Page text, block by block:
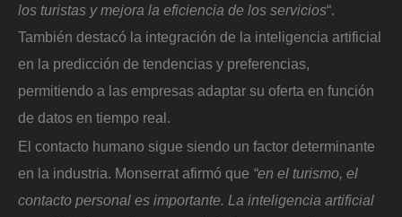
los turistas y mejora la eficiencia de los servicios“.
También destacó la integración de la inteligencia artificial
en la predicción de tendencias y preferencias,
permitiendo a las empresas adaptar su oferta en función
de datos en tiempo real.
El contacto humano sigue siendo un factor determinante
en la industria. Monserrat afirmó que “en el turismo, el
contacto personal es importante. La inteligencia artificial